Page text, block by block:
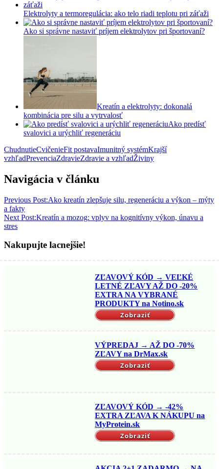
Elektrolyty a termoregulácia: ako telo riadi teplotu pri záťaži
Ako si správne nastaviť príjem elektrolytov pri športovaní?
Kreatín a elektrolyty: dokonalá
kombinácia pre silu a vytrvalosť
Ako predísť
svalovici a urýchliť regeneráciu
ChudnutieCvičenieFit postavaImunitný systémKrajší
vzhľadPrevenciaZdravieZdravie a vzhľadŽiviny
Navigácia v článku
Previous Post:Ako kreatín zlepšuje silu, regeneráciu a výkon – mýty
a fakty
Next Post:Kreatín a mozog: vplyv na kognitívny výkon, únavu a
stres
Nakupujte lacnejšie!
ZĽAVOVÝ KÓD → VEĽKÉ
LETNÉ ZĽAVY AŽ DO -20%
EXTRA NA VYBRANÉ
PRODUKTY na Notino.sk
Zobraziť
VÝPREDAJ → AŽ DO -70%
ZĽAVY na DrMax.sk
Zobraziť
ZĽAVOVÝ KÓD → -42%
EXTRA ZĽAVA K NÁKUPU na
MyProtein.sk
Zobraziť